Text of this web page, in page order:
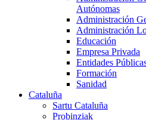
Autónomas
Administración
Administración
Educación
Empresa Privada
Entidades
Formación
Sanidad
Cataluña
Sartu Cataluña
Probinziak